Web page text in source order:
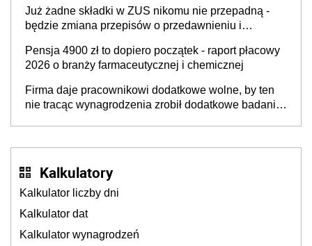
Już żadne składki w ZUS nikomu nie przepadną -
będzie zmiana przepisów o przedawnieniu i
Pensja 4900 zł to dopiero początek - raport płacowy
2026 o branży farmaceutycznej i chemicznej
Firma daje pracownikowi dodatkowe wolne, by ten
nie tracąc wynagrodzenia zrobił dodatkowe badania.
Kalkulatory
Kalkulator liczby dni
Kalkulator dat
Kalkulator wynagrodzeń